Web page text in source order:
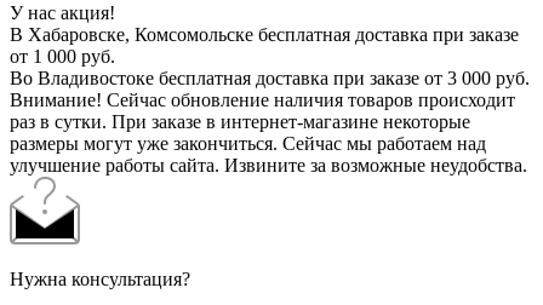
У нас акция!
В Хабаровске, Комсомольске бесплатная доставка при заказе
от 1 000 руб.
Во Владивостоке бесплатная доставка при заказе от 3 000 руб.
Внимание! Сейчас обновление наличия товаров происходит
раз в сутки. При заказе в интернет-магазине некоторые
размеры могут уже закончиться. Сейчас мы работаем над
улучшение работы сайта. Извините за возможные неудобства.
Нужна консультация?